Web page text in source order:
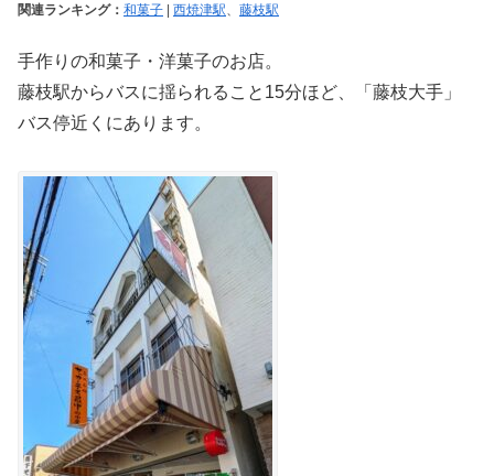
関連ランキング： 和菓子 西焼津駅、 藤枝駅
手作りの和菓子・洋菓子のお店。
藤枝駅からバスに揺られること15分ほど、「藤枝大手」
バス停近くにあります。